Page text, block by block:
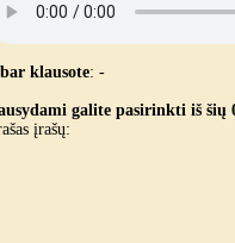
klausote: -
galite pasirinkti iš šių
įrašų: